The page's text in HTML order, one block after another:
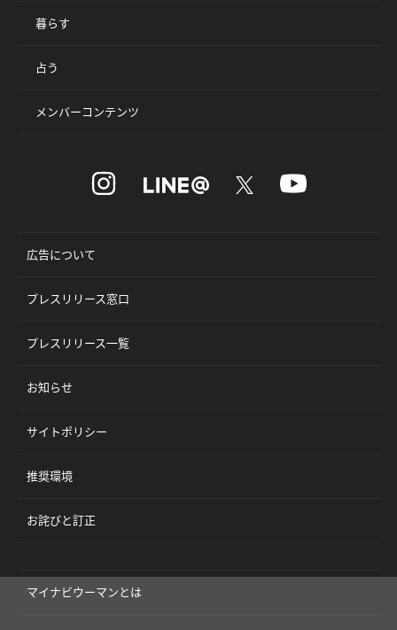
暮らす
占う
メンバーコンテンツ
広告について
プレスリリース窓口
プレスリリース一覧
お知らせ
サイトポリシー
推奨環境
お詫びと訂正
マイナビウーマンとは